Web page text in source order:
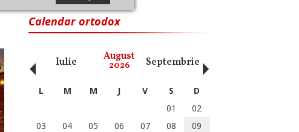
Calendar ortodox
Iunie Iulie August
2026 Septembrie Octombrie
‹ L M M J V S
D
01
02
03
04 05 06 07 08
09